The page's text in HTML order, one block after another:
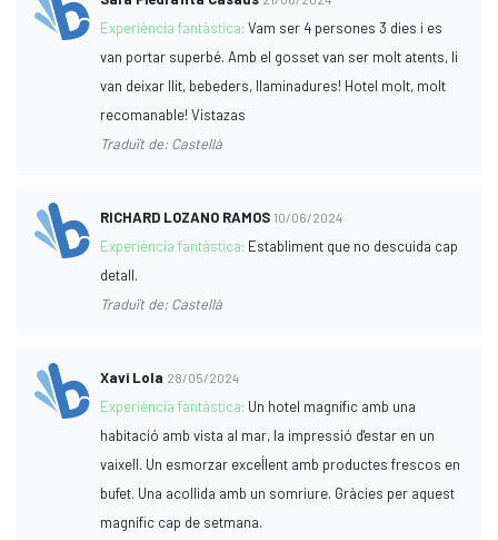
Experiència fantàstica:Vam ser 4 persones 3 dies i es
van portar superbé. Amb el gosset van ser molt atents, li
van deixar llit, bebeders, llaminadures! Hotel molt, molt
recomanable! Vistazas
Traduït de: Castellà
RICHARD LOZANO RAMOS 10/06/2024
Experiència fantàstica: Establiment que no descuida cap
detall.
Traduït de: Castellà
Xavi Lola 28/05/2024
Experiència fantàstica: Un hotel magnífic amb una
habitació amb vista al mar, la impressió d'estar en un
vaixell. Un esmorzar excel·lent amb productes frescos en
bufet. Una acollida amb un somriure. Gràcies per aquest
magnífic cap de setmana.